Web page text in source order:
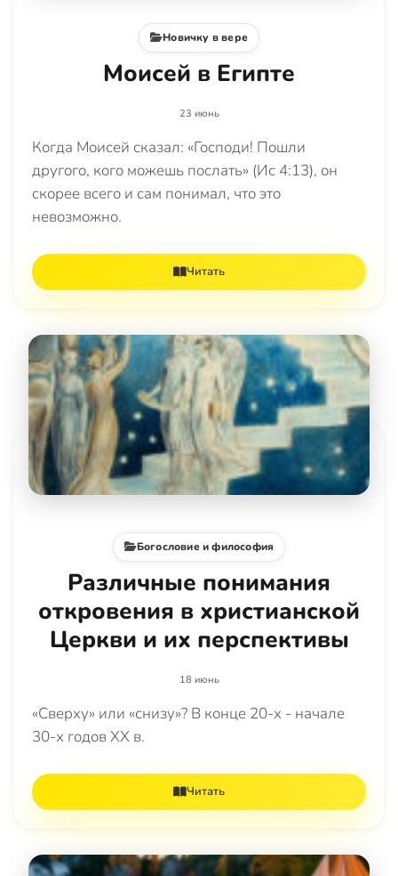
Новичку в вере
Моисей в Египте
23 июнь
Когда Моисей сказал: «Господи! Пошли
другого, кого можешь послать» (Ис 4:13), он
скорее всего и сам понимал, что это
невозможно.
Читать
Богословие и философия
Различные понимания
откровения в христианской
Церкви и их перспективы
18 июнь
«Сверху» или «снизу»? В конце 20-х - начале
30-х годов ХХ в.
Читать